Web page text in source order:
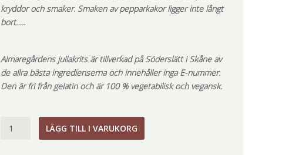
kryddor och smaker. Smaken av pepparkakor ligger inte långt
bort…..
Almaregårdens jullakrits är tillverkad på Söderslätt i Skåne av
de allra bästa ingredienserna och innehåller inga E-nummer.
Den är fri från gelatin och är 100 % vegetabilisk och vegansk.
LÄGG TILL I VARUKORG